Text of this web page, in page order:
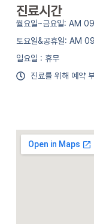
진료시간
월요일~금요일: AM
토요일&공휴일: AM
일요일 : 휴무
진료를 위해 예약